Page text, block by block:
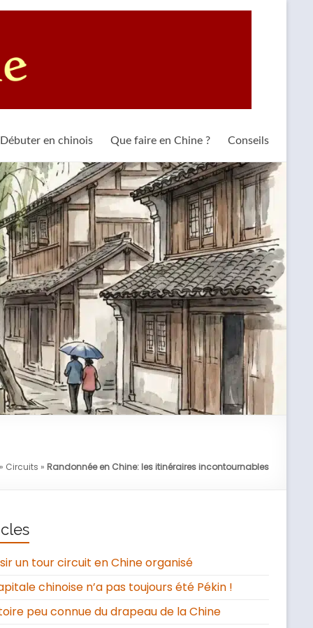
Débuter en chinois Que faire en Chine ? Conseils
Circuits » Randonnée en Chine: les itinéraires incontournables
un tour circuit en Chine organisé
chinoise n’a pas toujours été Pékin !
peu connue du drapeau de la Chine